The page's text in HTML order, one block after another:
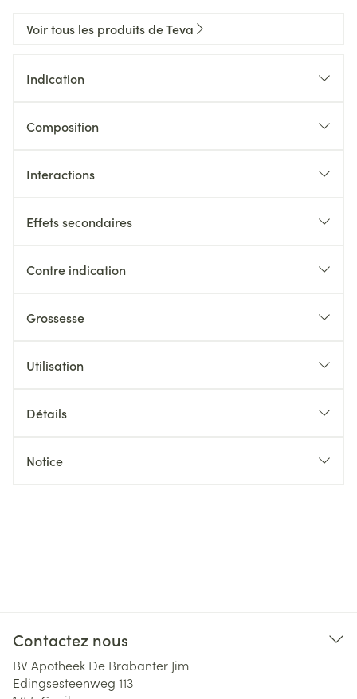
Voir tous les produits de Teva
Indication
Composition
Interactions
Effets secondaires
Contre indication
Grossesse
Utilisation
Détails
Notice
Contactez nous
BV Apotheek De Brabanter Jim
Edingsesteenweg 113